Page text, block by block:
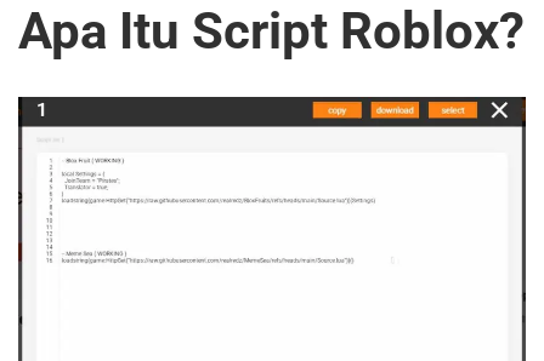
Apa Itu Script Roblox?